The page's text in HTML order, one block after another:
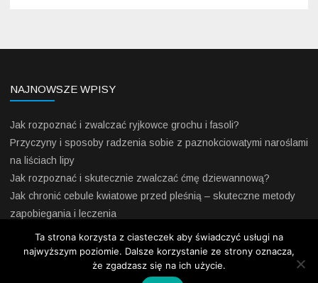
NAJNOWSZE WPISY
Jak rozpoznać i zwalczać ryjkowce grochu i fasoli?
Przyczyny i sposoby radzenia sobie z paznokciowatymi naroślami
na liściach lipy
Jak rozpoznać i skutecznie zwalczać ćmę dziewannową?
Jak chronić cebule kwiatowe przed pleśnią – skuteczne metody
zapobiegania i leczenia
Jak skutecznie odstraszyć krety z ogrodu – praktyczne porady
dla każdego ogrodnika
Ta strona korzysta z ciasteczek aby świadczyć usługi na
najwyższym poziomie. Dalsze korzystanie ze strony oznacza,
że zgadzasz się na ich użycie.